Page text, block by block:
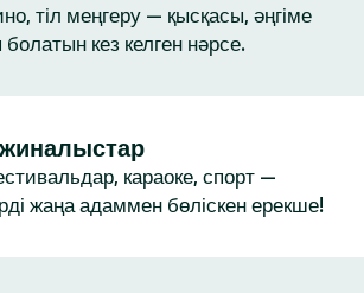
тіл меңгеру — қысқасы, әңгіме
болатын кез келген нәрсе.
караоке, спорт —
жаңа адаммен бөліскен ерекше!